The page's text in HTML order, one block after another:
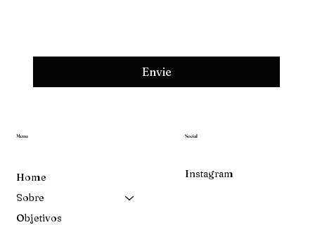
Menu
Home
Sobre
Objetivos
Social
Instagram
Envie